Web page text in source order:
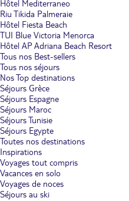
Hôtel Mediterraneo
Riu Tikida Palmeraie
Hôtel Fiesta Beach
TUI Blue Victoria Menorca
Hôtel AP Adriana Beach Resort
Tous nos Best-sellers
Tous nos séjours
Nos Top destinations
Séjours Grèce
Séjours Espagne
Séjours Maroc
Séjours Tunisie
Séjours Egypte
Toutes nos destinations
Inspirations
Voyages tout compris
Vacances en solo
Voyages de noces
Séjours au ski